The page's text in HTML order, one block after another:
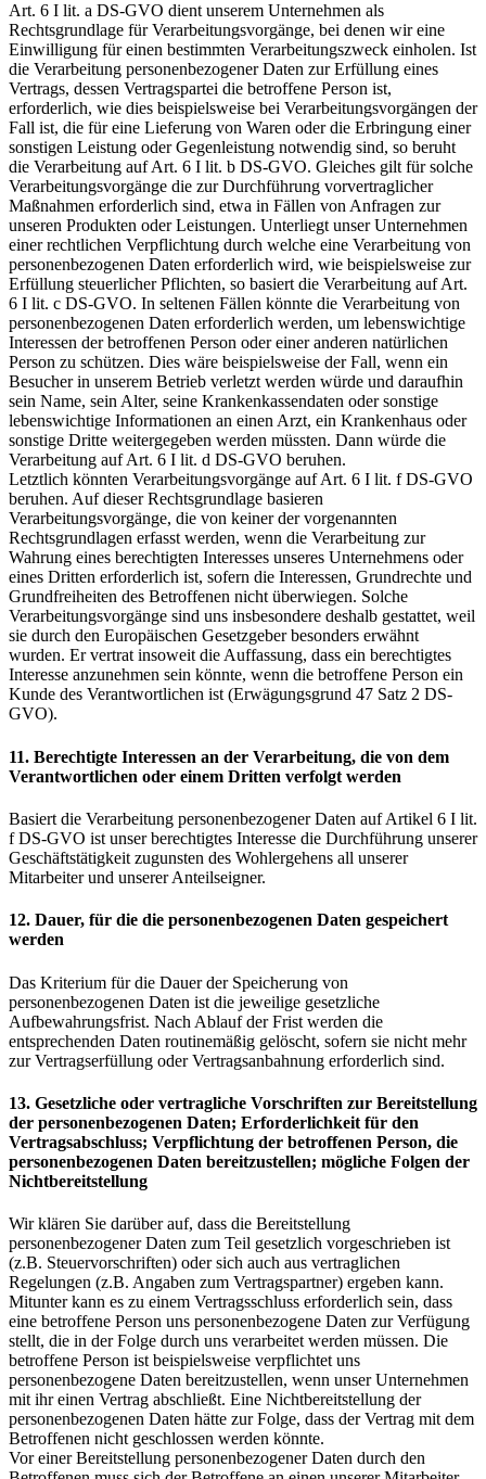
Art. 6 I lit. a DS-GVO dient unserem Unternehmen als
Rechtsgrundlage für Verarbeitungsvorgänge, bei denen wir eine
Einwilligung für einen bestimmten Verarbeitungszweck einholen. Ist
die Verarbeitung personenbezogener Daten zur Erfüllung eines
Vertrags, dessen Vertragspartei die betroffene Person ist,
erforderlich, wie dies beispielsweise bei Verarbeitungsvorgängen der
Fall ist, die für eine Lieferung von Waren oder die Erbringung einer
sonstigen Leistung oder Gegenleistung notwendig sind, so beruht
die Verarbeitung auf Art. 6 I lit. b DS-GVO. Gleiches gilt für solche
Verarbeitungsvorgänge die zur Durchführung vorvertraglicher
Maßnahmen erforderlich sind, etwa in Fällen von Anfragen zur
unseren Produkten oder Leistungen. Unterliegt unser Unternehmen
einer rechtlichen Verpflichtung durch welche eine Verarbeitung von
personenbezogenen Daten erforderlich wird, wie beispielsweise zur
Erfüllung steuerlicher Pflichten, so basiert die Verarbeitung auf Art.
6 I lit. c DS-GVO. In seltenen Fällen könnte die Verarbeitung von
personenbezogenen Daten erforderlich werden, um lebenswichtige
Interessen der betroffenen Person oder einer anderen natürlichen
Person zu schützen. Dies wäre beispielsweise der Fall, wenn ein
Besucher in unserem Betrieb verletzt werden würde und daraufhin
sein Name, sein Alter, seine Krankenkassendaten oder sonstige
lebenswichtige Informationen an einen Arzt, ein Krankenhaus oder
sonstige Dritte weitergegeben werden müssten. Dann würde die
Verarbeitung auf Art. 6 I lit. d DS-GVO beruhen.
Letztlich könnten Verarbeitungsvorgänge auf Art. 6 I lit. f DS-GVO
beruhen. Auf dieser Rechtsgrundlage basieren
Verarbeitungsvorgänge, die von keiner der vorgenannten
Rechtsgrundlagen erfasst werden, wenn die Verarbeitung zur
Wahrung eines berechtigten Interesses unseres Unternehmens oder
eines Dritten erforderlich ist, sofern die Interessen, Grundrechte und
Grundfreiheiten des Betroffenen nicht überwiegen. Solche
Verarbeitungsvorgänge sind uns insbesondere deshalb gestattet, weil
sie durch den Europäischen Gesetzgeber besonders erwähnt
wurden. Er vertrat insoweit die Auffassung, dass ein berechtigtes
Interesse anzunehmen sein könnte, wenn die betroffene Person ein
Kunde des Verantwortlichen ist (Erwägungsgrund 47 Satz 2 DS-
GVO).
11. Berechtigte Interessen an der Verarbeitung, die von dem
Verantwortlichen oder einem Dritten verfolgt werden
Basiert die Verarbeitung personenbezogener Daten auf Artikel 6 I lit.
f DS-GVO ist unser berechtigtes Interesse die Durchführung unserer
Geschäftstätigkeit zugunsten des Wohlergehens all unserer
Mitarbeiter und unserer Anteilseigner.
12. Dauer, für die die personenbezogenen Daten gespeichert
werden
Das Kriterium für die Dauer der Speicherung von
personenbezogenen Daten ist die jeweilige gesetzliche
Aufbewahrungsfrist. Nach Ablauf der Frist werden die
entsprechenden Daten routinemäßig gelöscht, sofern sie nicht mehr
zur Vertragserfüllung oder Vertragsanbahnung erforderlich sind.
13. Gesetzliche oder vertragliche Vorschriften zur Bereitstellung
der personenbezogenen Daten; Erforderlichkeit für den
Vertragsabschluss; Verpflichtung der betroffenen Person, die
personenbezogenen Daten bereitzustellen; mögliche Folgen der
Nichtbereitstellung
Wir klären Sie darüber auf, dass die Bereitstellung
personenbezogener Daten zum Teil gesetzlich vorgeschrieben ist
(z.B. Steuervorschriften) oder sich auch aus vertraglichen
Regelungen (z.B. Angaben zum Vertragspartner) ergeben kann.
Mitunter kann es zu einem Vertragsschluss erforderlich sein, dass
eine betroffene Person uns personenbezogene Daten zur Verfügung
stellt, die in der Folge durch uns verarbeitet werden müssen. Die
betroffene Person ist beispielsweise verpflichtet uns
personenbezogene Daten bereitzustellen, wenn unser Unternehmen
mit ihr einen Vertrag abschließt. Eine Nichtbereitstellung der
personenbezogenen Daten hätte zur Folge, dass der Vertrag mit dem
Betroffenen nicht geschlossen werden könnte.
Vor einer Bereitstellung personenbezogener Daten durch den